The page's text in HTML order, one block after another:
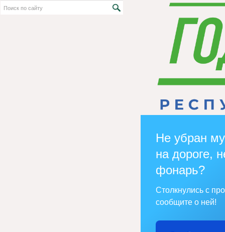
Не убран
на дороге,
фонарь?
Столкнулись с
сообщите о ней!